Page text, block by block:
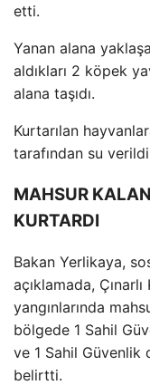
etti.
Yanan alana
aldıkları 2 köpek
alana taşıdı.
Kurtarılan
tarafından su
MAHSUR
KURTARDI
Bakan Yerlikaya,
açıklamada, Çınarlı
yangınlarında
bölgede 1 Sahil
ve 1 Sahil Güvenlik
belirtti.